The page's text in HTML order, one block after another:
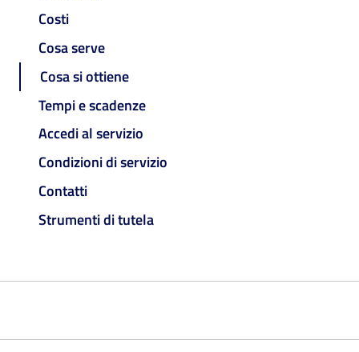
Costi
Cosa serve
Cosa si ottiene
Tempi e scadenze
Accedi al servizio
Condizioni di servizio
Contatti
Strumenti di tutela